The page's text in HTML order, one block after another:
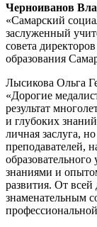
Черноиванов
«Самарский
заслуженный
совета
образования
Лысикова Ольга
«Дорогие
результат
и глубоких
личная заслуга,
преподавателей,
знаниями и
развития. От
знаменательным